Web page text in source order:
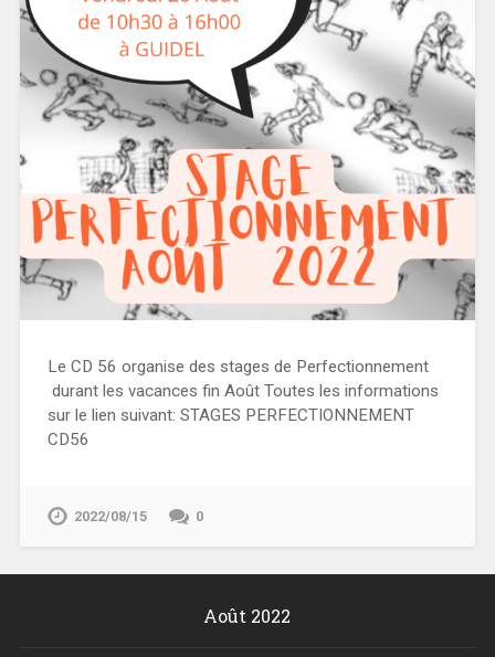
Le CD 56 organise des stages de Perfectionnement
durant les vacances fin Août Toutes les informations
sur le lien suivant: STAGES PERFECTIONNEMENT
CD56
2022/08/15 0
Août 2022